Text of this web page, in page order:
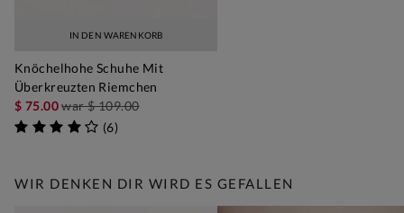
IN DEN WARENKORB
Knöchelhohe Schuhe Mit
Überkreuzten Riemchen
$ 75.00war$ 109.00
(6)
WIR DENKEN DIR WIRD ES GEFALLEN